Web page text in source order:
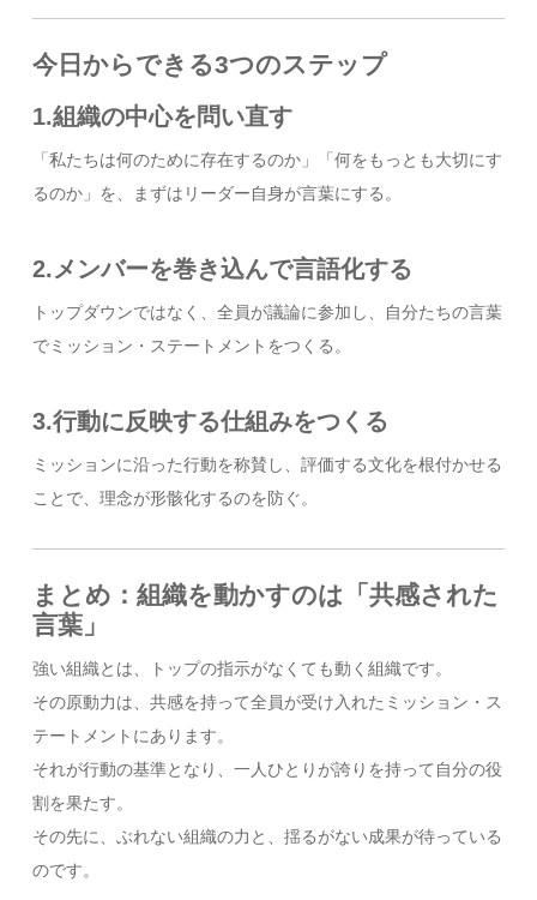
今日からできる3つのステップ
1.組織の中心を問い直す
「私たちは何のために存在するのか」「何をもっとも大切にす
るのか」を、まずはリーダー自身が言葉にする。
2.メンバーを巻き込んで言語化する
トップダウンではなく、全員が議論に参加し、自分たちの言葉
でミッション・ステートメントをつくる。
3.行動に反映する仕組みをつくる
ミッションに沿った行動を称賛し、評価する文化を根付かせる
ことで、理念が形骸化するのを防ぐ。
まとめ：組織を動かすのは「共感された
言葉」
強い組織とは、トップの指示がなくても動く組織です。
その原動力は、共感を持って全員が受け入れたミッション・ス
テートメントにあります。
それが行動の基準となり、一人ひとりが誇りを持って自分の役
割を果たす。
その先に、ぶれない組織の力と、揺るがない成果が待っている
のです。